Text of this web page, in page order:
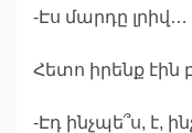
-Էս մարդը լրիվ…
Հետո իրենք էին
-Էդ ինչպե՞ս, է,